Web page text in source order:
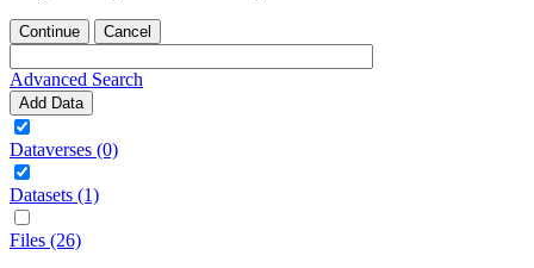
Continue Cancel
Advanced Search
Add Data
Dataverses (0)
Datasets (1)
Files (26)